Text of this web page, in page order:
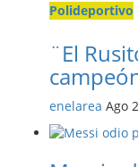
Polideportivo
¨El
enelarea Ago